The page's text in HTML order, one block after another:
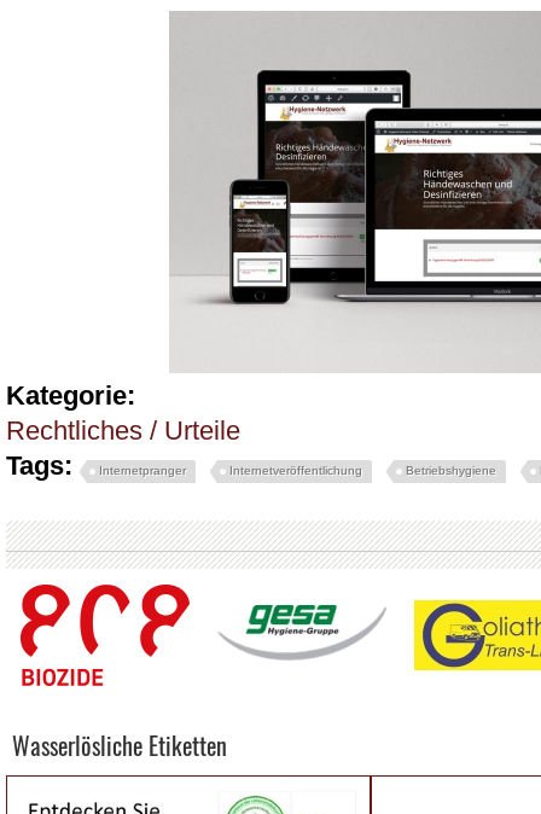
Kategorie:
Rechtliches / Urteile
Tags:
Internetpranger Internetveröffentlichung Betriebshygiene
Wasserlösliche Etiketten